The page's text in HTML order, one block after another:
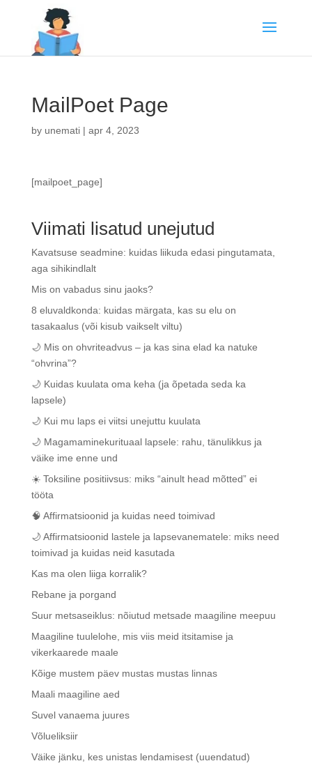
MailPoet Page
by unemati| apr 4, 2023
[mailpoet_page]
Viimati lisatud unejutud
Kavatsuse seadmine: kuidas liikuda edasi pingutamata,
aga sihikindlalt
Mis on vabadus sinu jaoks?
8 eluvaldkonda: kuidas märgata, kas su elu on
tasakaalus (või kisub vaikselt viltu)
🌙 Mis on ohvriteadvus – ja kas sina elad ka natuke
“ohvrina”?
🌙 Kuidas kuulata oma keha (ja õpetada seda ka
lapsele)
🌙 Kui mu laps ei viitsi unejuttu kuulata
🌙 Magamaminekurituaal lapsele: rahu, tänulikkus ja
väike ime enne und
☀️ Toksiline positiivsus: miks “ainult head mõtted” ei
tööta
🧠 Affirmatsioonid ja kuidas need toimivad
🌙 Affirmatsioonid lastele ja lapsevanematele: miks need
toimivad ja kuidas neid kasutada
Kas ma olen liiga korralik?
Rebane ja porgand
Suur metsaseiklus: nõiutud metsade maagiline meepuu
Maagiline tuulelohe, mis viis meid itsitamise ja
vikerkaarede maale
Kõige mustem päev mustas mustas linnas
Maali maagiline aed
Suvel vanaema juures
Võlueliksiir
Väike jänku, kes unistas lendamisest (uuendatud)